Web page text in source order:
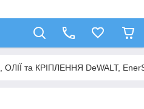
та КРІПЛЕННЯ DeWALT,